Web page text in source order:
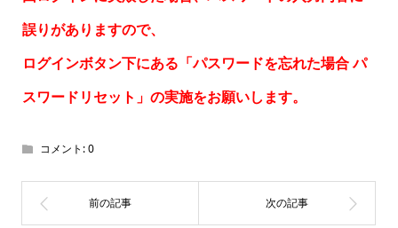
誤りがありますので、
ログインボタン下にある「パスワードを忘れた場合パ
スワードリセット 」の実施をお願いします。
コメント:0